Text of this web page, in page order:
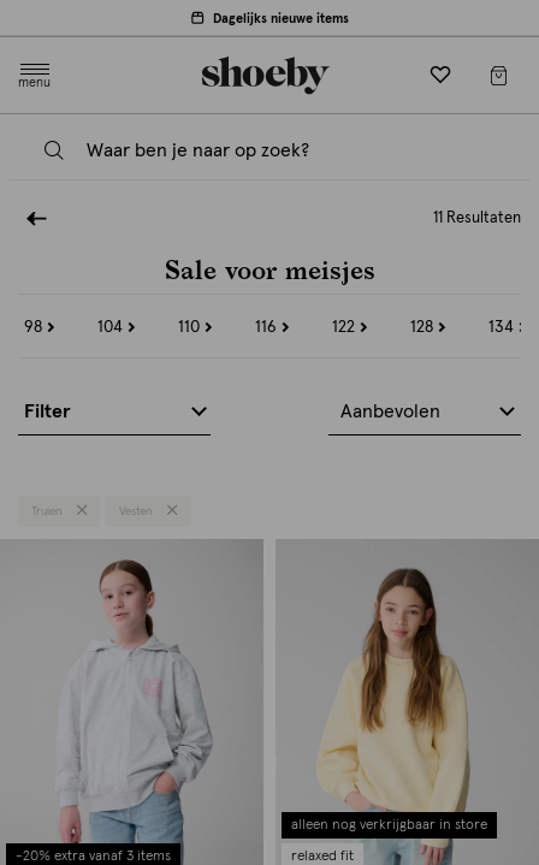
Dagelijks nieuwe items
menu
11 Resultaten
Sale voor meisjes
98
Refine
104
Refine
110
Refine
116
Refine
122
Refine
128
Refine
134
Refine
Filter Aanbevolen
Truien Vesten
-20% extra vanaf 3 items
alleen nog verkrijgbaar in store
relaxed fit